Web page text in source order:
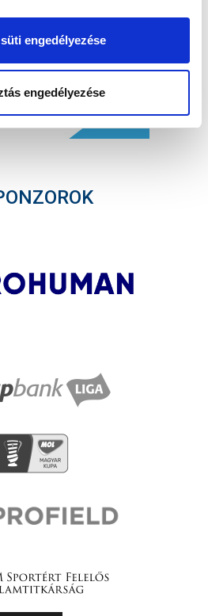
engedélyezése
engedélyezése